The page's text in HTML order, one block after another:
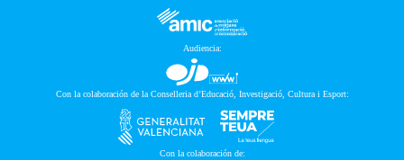
Audiencia:
Con la colaboración de la Conselleria d’Educació, Investigació, Cultura i Esport:
Con la colaboración de: